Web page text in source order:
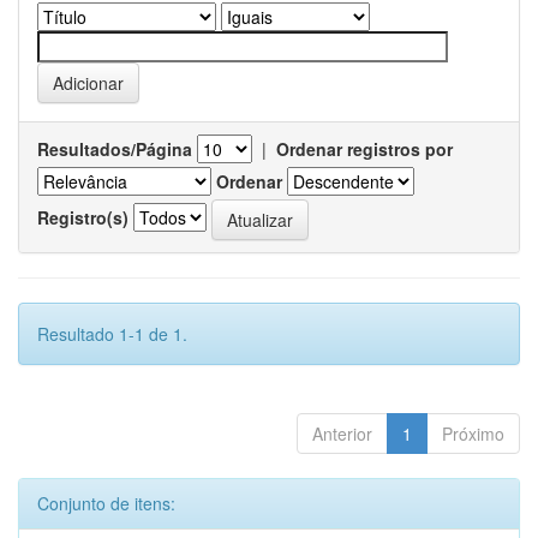
Resultados/Página | Ordenar registros por
Ordenar
Registro(s)
Resultado 1-1 de 1.
Anterior 1 Próximo
Conjunto de itens: